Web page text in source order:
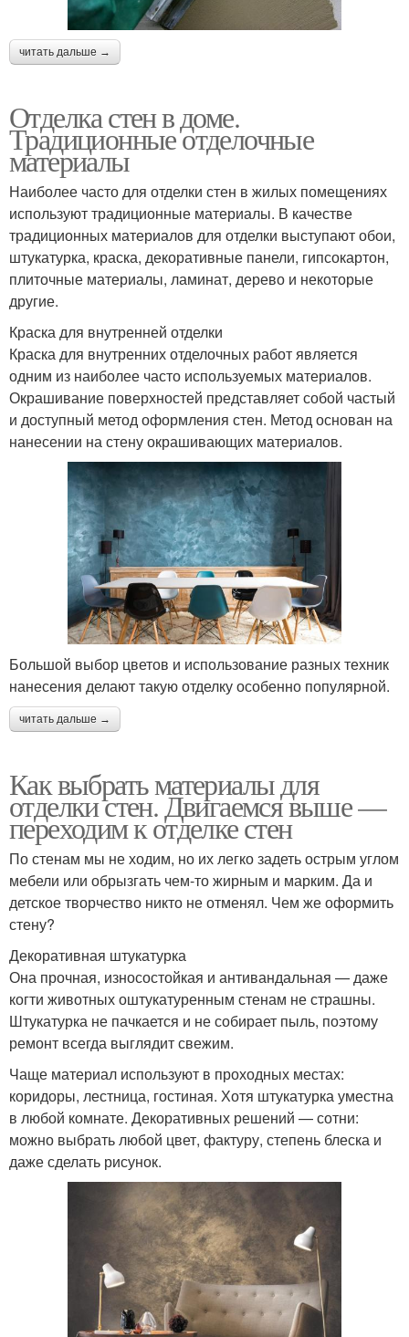
читать дальше →
Отделка стен в доме.
Традиционные отделочные
материалы
Наиболее часто для отделки стен в жилых помещениях
используют традиционные материалы. В качестве
традиционных материалов для отделки выступают обои,
штукатурка, краска, декоративные панели, гипсокартон,
плиточные материалы, ламинат, дерево и некоторые
другие.
Краска для внутренней отделки
Краска для внутренних отделочных работ является
одним из наиболее часто используемых материалов.
Окрашивание поверхностей представляет собой частый
и доступный метод оформления стен. Метод основан на
нанесении на стену окрашивающих материалов.
Большой выбор цветов и использование разных техник
нанесения делают такую отделку особенно популярной.
читать дальше →
Как выбрать материалы для
отделки стен. Двигаемся выше —
переходим к отделке стен
По стенам мы не ходим, но их легко задеть острым углом
мебели или обрызгать чем-то жирным и марким. Да и
детское творчество никто не отменял. Чем же оформить
стену?
Декоративная штукатурка
Она прочная, износостойкая и антивандальная — даже
когти животных оштукатуренным стенам не страшны.
Штукатурка не пачкается и не собирает пыль, поэтому
ремонт всегда выглядит свежим.
Чаще материал используют в проходных местах:
коридоры, лестница, гостиная. Хотя штукатурка уместна
в любой комнате. Декоративных решений — сотни:
можно выбрать любой цвет, фактуру, степень блеска и
даже сделать рисунок.